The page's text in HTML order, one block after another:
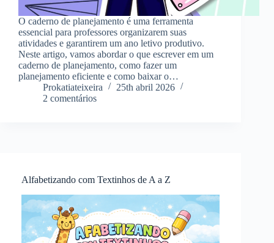
O caderno de planejamento é uma ferramenta
essencial para professores organizarem suas
atividades e garantirem um ano letivo produtivo.
Neste artigo, vamos abordar o que escrever em um
caderno de planejamento, como fazer um
planejamento eficiente e como baixar o…
Prokatiateixeira
25th abril 2026
2 comentários
Alfabetizando com Textinhos de A a Z